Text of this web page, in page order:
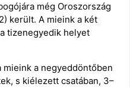
még Oroszország
került. A mieink a két
tizenegyedik helyet
mieink a negyeddöntőben
s kiélezett csatában, 3–